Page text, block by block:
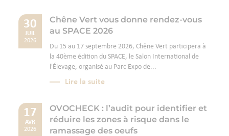
30
JUIL
2026
Chêne Vert vous donne rendez-vous
au SPACE 2026
Du 15 au 17 septembre 2026, Chêne Vert participera à
la 40ème édition du SPACE, le Salon International de
l'Élevage, organisé au Parc Expo de...
Lire la suite
17
AVR
2026
OVOCHECK : l’audit pour identifier et
réduire les zones à risque dans le
ramassage des oeufs